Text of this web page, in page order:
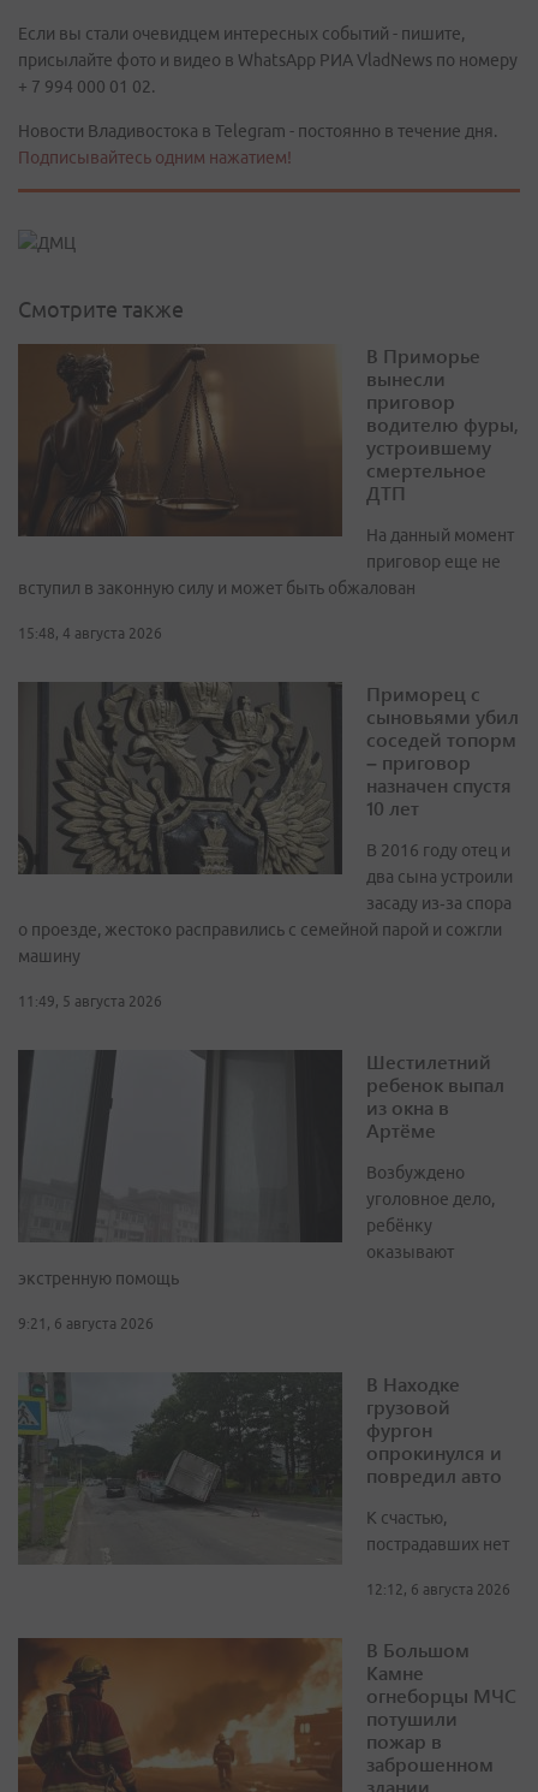
Если вы стали очевидцем интересных событий - пишите,
присылайте фото и видео в WhatsApp РИА VladNews по номеру
+ 7 994 000 01 02.
Новости Владивостока в Telegram - постоянно в течение дня.
Подписывайтесь одним нажатием!
Смотрите также
В Приморье
вынесли
приговор
водителю фуры,
устроившему
смертельное
ДТП
На данный момент
приговор еще не
вступил в законную силу и может быть обжалован
15:48, 4 августа 2026
Приморец с
сыновьями убил
соседей топорм
– приговор
назначен спустя
10 лет
В 2016 году отец и
два сына устроили
засаду из‑за спора
о проезде, жестоко расправились с семейной парой и сожгли
машину
11:49, 5 августа 2026
Шестилетний
ребенок выпал
из окна в
Артёме
Возбуждено
уголовное дело,
ребёнку
оказывают
экстренную помощь
9:21, 6 августа 2026
В Находке
грузовой
фургон
опрокинулся и
повредил авто
К счастью,
пострадавших нет
12:12, 6 августа 2026
В Большом
Камне
огнеборцы МЧС
потушили
пожар в
заброшенном